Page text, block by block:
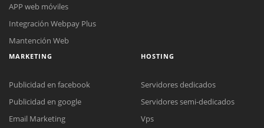
Reunión online
APP web móviles
Integración Webpay Plus
Mantención Web
MARKETING
Publicidad en facebook
Publicidad en google
Email Marketing
HOSTING
Servidores dedicados
Servidores semi-dedicados
Vps